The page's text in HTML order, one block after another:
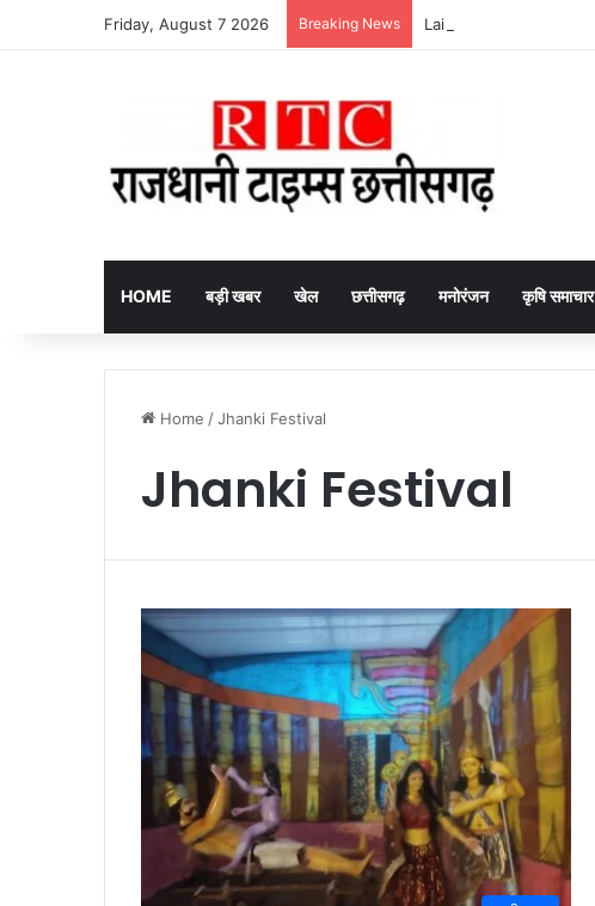
Friday, August 7 2026 Breaking News
HOME बड़ी खबर खेल छत्तीसगढ़ मनोरंजन कृषि समाचार
Home /Jhanki Festival
Jhanki Festival